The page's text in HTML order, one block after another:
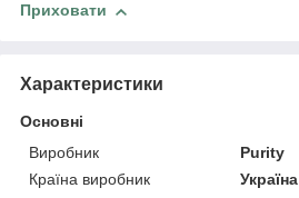
Приховати
Характеристики
Основні
Виробник
Purity
Країна виробник
Україна